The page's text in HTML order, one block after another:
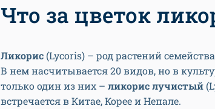
Что за цветок
Ликорис (Lycoris) – род растений
В нем насчитывается 20 видов, но в
только один из них – ликорис лучистый
встречается в Китае, Корее и Непале.